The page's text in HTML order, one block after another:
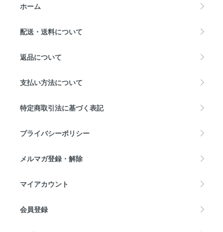
ホーム
配送・送料について
返品について
支払い方法について
特定商取引法に基づく表記
プライバシーポリシー
メルマガ登録・解除
マイアカウント
会員登録